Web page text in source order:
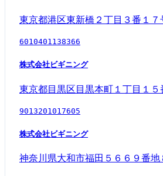
東京都港区東新橋２丁目３番１
6010401138366
株式会社ビギニング
東京都目黒区目黒本町１丁目１５
9013201017605
株式会社ビギニング
神奈川県大和市福田５６６９番